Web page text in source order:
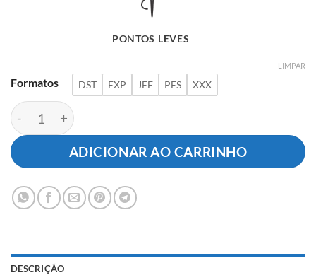
PONTOS LEVES
Formatos DST EXP JEF PES XXX
LIMPAR
Hora do Banho Texto Decorativo quantidade
ADICIONAR AO CARRINHO
DESCRIÇÃO